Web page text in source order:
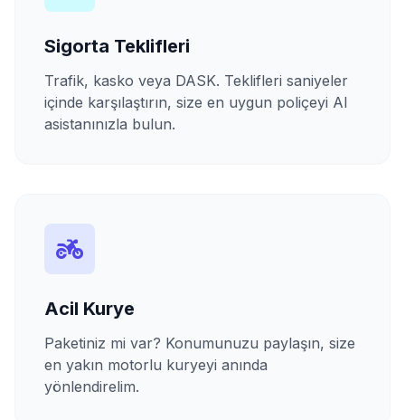
Sigorta Teklifleri
Trafik, kasko veya DASK. Teklifleri saniyeler
içinde karşılaştırın, size en uygun poliçeyi AI
asistanınızla bulun.
Acil Kurye
Paketiniz mi var? Konumunuzu paylaşın, size
en yakın motorlu kuryeyi anında
yönlendirelim.